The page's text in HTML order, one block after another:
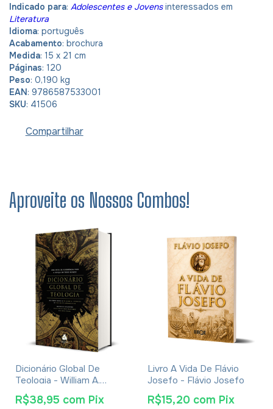
Indicado para: Adolescentes e Jovensinteressados em
Literatura
Idioma: português
Acabamento: brochura
Medida: 15 x 21 cm
Páginas: 120
Peso: 0,190 kg
EAN: 9786587533001
SKU: 41506
Compartilhar
Aproveite os Nossos Combos!
Dicionário Global De
Teologia - William A.
Dyrness
R$38,95 com Pix
Livro A Vida De Flávio
Josefo - Flávio Josefo
R$15,20 com Pix